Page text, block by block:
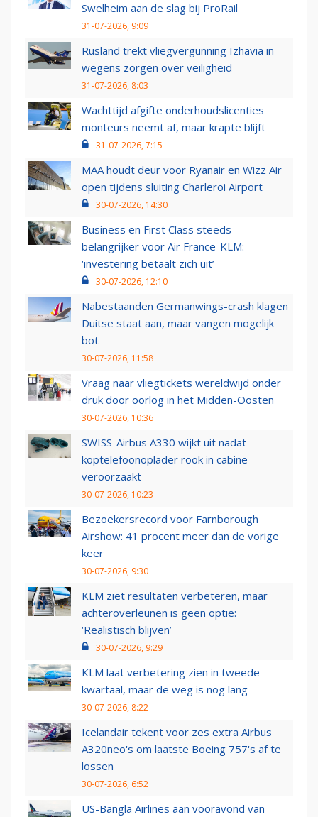
Swelheim aan de slag bij ProRail
31-07-2026, 9:09
Rusland trekt vliegvergunning Izhavia in
wegens zorgen over veiligheid
31-07-2026, 8:03
Wachttijd afgifte onderhoudslicenties
monteurs neemt af, maar krapte blijft
31-07-2026, 7:15
MAA houdt deur voor Ryanair en Wizz Air
open tijdens sluiting Charleroi Airport
30-07-2026, 14:30
Business en First Class steeds
belangrijker voor Air France-KLM:
‘investering betaalt zich uit’
30-07-2026, 12:10
Nabestaanden Germanwings-crash klagen
Duitse staat aan, maar vangen mogelijk
bot
30-07-2026, 11:58
Vraag naar vliegtickets wereldwijd onder
druk door oorlog in het Midden-Oosten
30-07-2026, 10:36
SWISS-Airbus A330 wijkt uit nadat
koptelefoonoplader rook in cabine
veroorzaakt
30-07-2026, 10:23
Bezoekersrecord voor Farnborough
Airshow: 41 procent meer dan de vorige
keer
30-07-2026, 9:30
KLM ziet resultaten verbeteren, maar
achteroverleunen is geen optie:
‘Realistisch blijven’
30-07-2026, 9:29
KLM laat verbetering zien in tweede
kwartaal, maar de weg is nog lang
30-07-2026, 8:22
Icelandair tekent voor zes extra Airbus
A320neo's om laatste Boeing 757's af te
lossen
30-07-2026, 6:52
US-Bangla Airlines aan vooravond van